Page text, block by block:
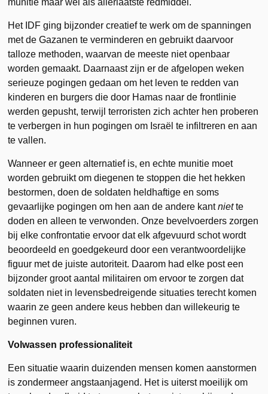
Het IDF ging bijzonder creatief te werk om de spanningen
met de Gazanen te verminderen en gebruikt daarvoor
talloze methoden, waarvan de meeste niet openbaar
worden gemaakt. Daarnaast zijn er de afgelopen weken
serieuze pogingen gedaan om het leven te redden van
kinderen en burgers die door Hamas naar de frontlinie
werden gepusht, terwijl terroristen zich achter hen proberen
te verbergen in hun pogingen om Israël te infiltreren en aan
te vallen.
Wanneer er geen alternatief is, en echte munitie moet
worden gebruikt om diegenen te stoppen die het hekken
bestormen, doen de soldaten heldhaftige en soms
gevaarlijke pogingen om hen aan de andere kantniette
doden en alleen te verwonden. Onze bevelvoerders zorgen
bij elke confrontatie ervoor dat elk afgevuurd schot wordt
beoordeeld en goedgekeurd door een verantwoordelijke
figuur met de juiste autoriteit. Daarom had elke post een
bijzonder groot aantal militairen om ervoor te zorgen dat
soldaten niet in levensbedreigende situaties terecht komen
waarin ze geen andere keus hebben dan willekeurig te
beginnen vuren.
Volwassen professionaliteit
Een situatie waarin duizenden mensen komen aanstormen
is zondermeer angstaanjagend. Het is uiterst moeilijk om